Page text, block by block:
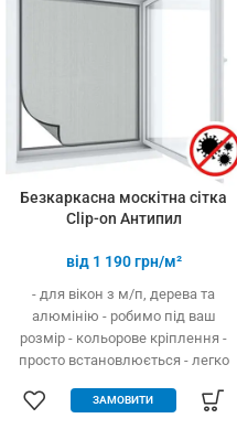
3-х і більше
Безкаркасна москітна сітка
Clip-on Антипил
від 1 190грн/м²
- для вікон з м/п, дерева та
алюмінію - робимо під ваш
розмір - кольорове кріплення -
просто встановлюється - легко
дешевше аналогів за явних
ЗАМОВИТИ